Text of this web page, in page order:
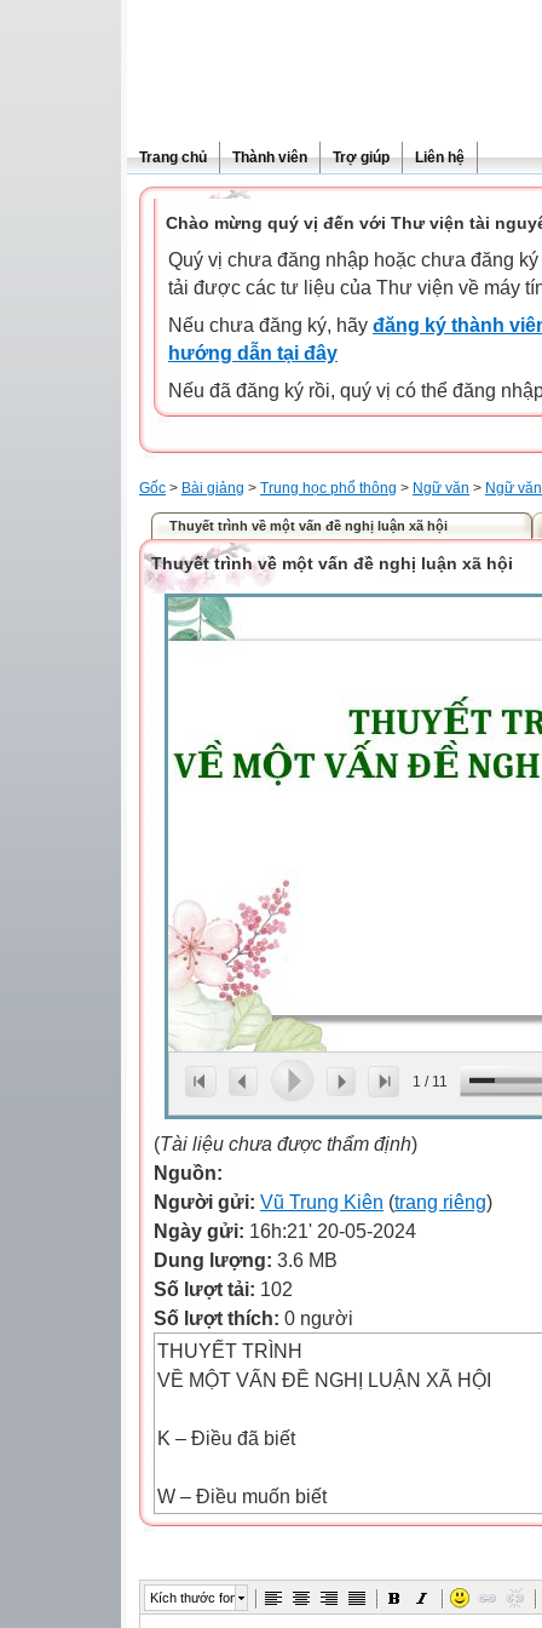
Trang chủ Thành viên Trợ giúp Liên hệ
Chào mừng quý vị đến với Thư viện tài
Quý vị chưa đăng nhập hoặc chưa đăng
tải được các tư liệu của Thư viện về máy
Nếu chưa đăng ký, hãy đăng ký thành
hướng dẫn tại đây
Nếu đã đăng ký rồi, quý vị có thể đăng
Gốc > Bài giảng > Trung học phổ thông > Ngữ văn > Ngữ
Thuyết trình về một vấn đề nghị luận xã hội
Thuyết trình về một vấn đề nghị luận xã hội
1 / 11
(Tài liệu chưa được thẩm định)
Nguồn:
Người gửi: Vũ Trung Kiên (trang riêng)
Ngày gửi: 16h:21' 20-05-2024
Dung lượng: 3.6 MB
Số lượt tải: 102
Số lượt thích: 0 người
THUYẾT TRÌNH
VỀ MỘT VẤN ĐỀ NGHỊ LUẬN XÃ HỘI
K – Điều đã biết
W – Điều muốn biết
(Liệt kê các yêu cầu cần có
Kích thước font